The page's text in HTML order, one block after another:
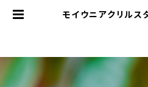
モイウニアクリル